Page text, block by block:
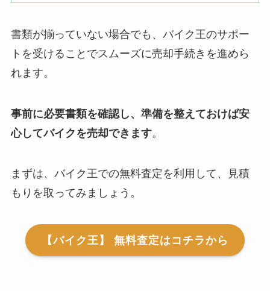
書類が揃っていない場合でも、バイク王のサポー
トを受けることでスムーズに売却手続きを進めら
れます。
事前に必要書類を確認し、準備を整えておけば安
心してバイクを売却できます。
まずは、バイク王での無料査定を利用して、見積
もりを取ってみましょう。
【バイク王】 無料査定はコチラから